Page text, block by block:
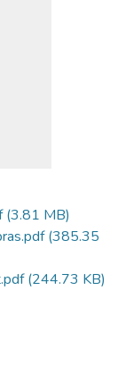
(3.81 MB)
(385.35
(244.73 KB)